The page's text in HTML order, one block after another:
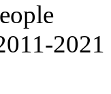
2021